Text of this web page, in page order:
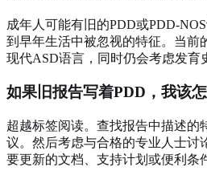
成年人可能有旧的PDD或PDD-
到早年生活中被忽视的特征。当前
现代ASD语言，同时仍会考虑发育
如果旧报告写着PDD，我该
超越标签阅读。查找报告中描述的
议。然后考虑与合格的专业人士讨
要更新的文档、支持计划或便利条